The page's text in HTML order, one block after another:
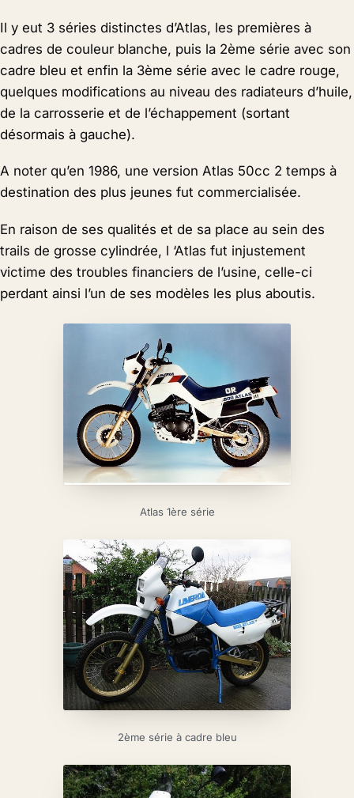
Il y eut 3 séries distinctes d’Atlas, les premières à
cadres de couleur blanche, puis la 2ème série avec son
cadre bleu et enfin la 3ème série avec le cadre rouge,
quelques modifications au niveau des radiateurs d’huile,
de la carrosserie et de l’échappement (sortant
désormais à gauche).
A noter qu’en 1986, une version Atlas 50cc 2 temps à
destination des plus jeunes fut commercialisée.
En raison de ses qualités et de sa place au sein des
trails de grosse cylindrée, l ‘Atlas fut injustement
victime des troubles financiers de l’usine, celle-ci
perdant ainsi l’un de ses modèles les plus aboutis.
Atlas 1ère série
2ème série à cadre bleu